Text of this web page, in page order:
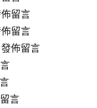
留言
留言
佈留言
言